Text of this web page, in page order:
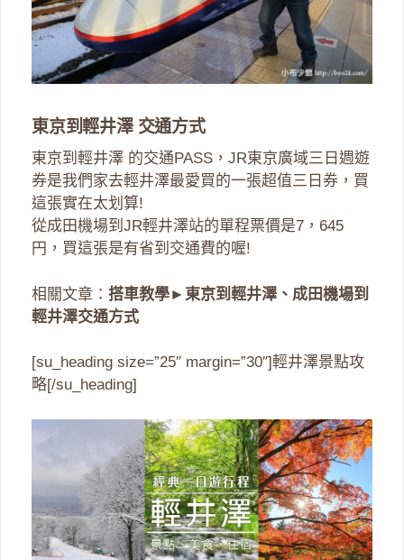
東京到輕井澤 交通方式
東京到輕井澤 的交通PASS，JR東京廣域三日週遊
券是我們家去輕井澤最愛買的一張超值三日券，買
這張實在太划算!
從成田機場到JR輕井澤站的單程票價是7，645
円，買這張是有省到交通費的喔!
相關文章： 搭車教學►東京到輕井澤、成田機場到
輕井澤交通方式
[su_heading size=”25″ margin=”30″]輕井澤景點攻
略[/su_heading]